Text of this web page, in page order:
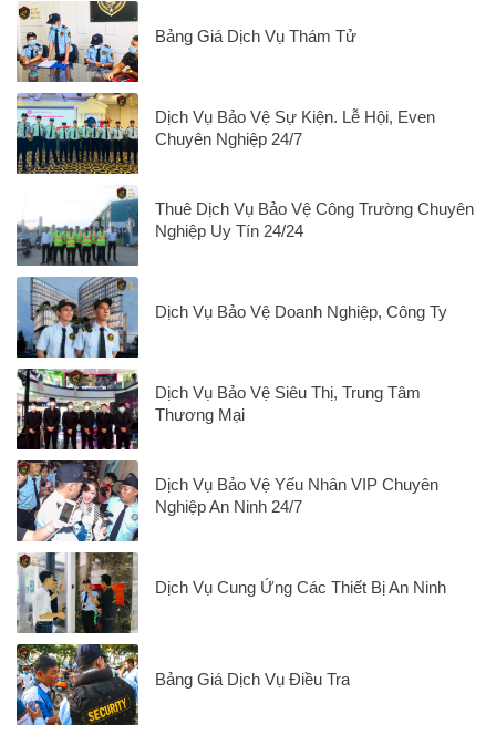
Bảng Giá Dịch Vụ Thám Tử
Dịch Vụ Bảo Vệ Sự Kiện. Lễ Hội, Even
Chuyên Nghiệp 24/7
Thuê Dịch Vụ Bảo Vệ Công Trường Chuyên
Nghiệp Uy Tín 24/24
Dịch Vụ Bảo Vệ Doanh Nghiệp, Công Ty
Dịch Vụ Bảo Vệ Siêu Thị, Trung Tâm
Thương Mại
Dịch Vụ Bảo Vệ Yếu Nhân VIP Chuyên
Nghiệp An Ninh 24/7
Dịch Vụ Cung Ứng Các Thiết Bị An Ninh
Bảng Giá Dịch Vụ Điều Tra